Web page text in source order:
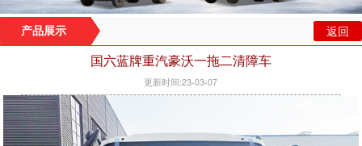
产品展示 返回
国六蓝牌重汽豪沃一拖二清障车
更新时间:23-03-07